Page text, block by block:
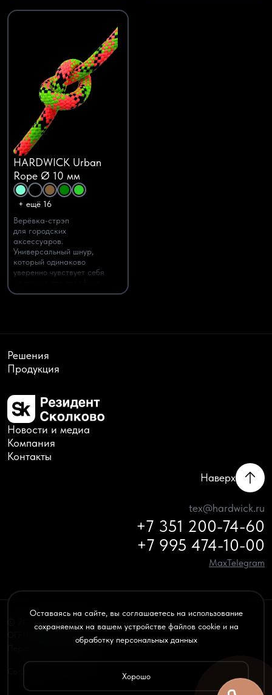
для питомца или камере.
HARDWICK Urban
Rope Ø 10 мм
+ ещё 16
Верёвка-стрэп
для городских
аксессуаров.
Универсальный шнур,
который одинаково
уверенно чувствует себя
кросс-боди-сумке,
Решения
Продукция
Новости и медиа
Компания
Контакты
Наверх
tex@hardwick.ru
+7 351 200-74-60
+7 995 474-10-00
MaxTelegram
© 2020–2026 HARDWICK — все права защищены
ОГРН: 1156658032970
Оставаясь на сайте, вы соглашаетесь на использование
сохраняемых на вашем устройстве файлов cookie и на
обработку персональных данных
Хорошо